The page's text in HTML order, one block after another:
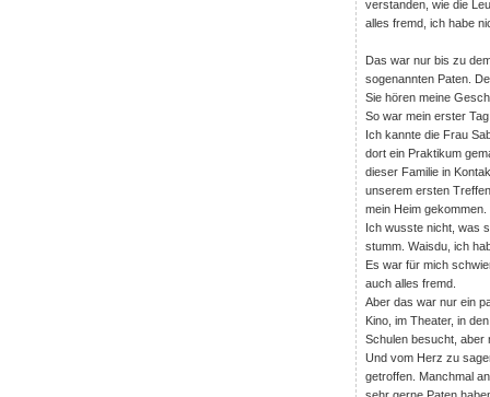
verstanden, wie die
alles fremd, ich habe
Das war nur bis zu
sogenannten Paten.
Sie hören meine
So war mein erster
Ich kannte die Frau
dort ein Praktikum
dieser Familie in
unserem ersten
mein Heim
Ich wusste nicht, was
stumm. Waisdu, ich
Es war für mich
auch alles fremd.
Aber das war nur ein
Kino, im Theater, in
Schulen besucht, aber
Und vom Herz zu
getroffen. Manchmal